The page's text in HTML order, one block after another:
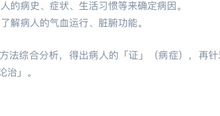
的病史、症状、生活习惯等来确定病因。
解病人的气血运行、脏腑功能。
法综合分析，得出病人的「证」（病症），再针
治」。